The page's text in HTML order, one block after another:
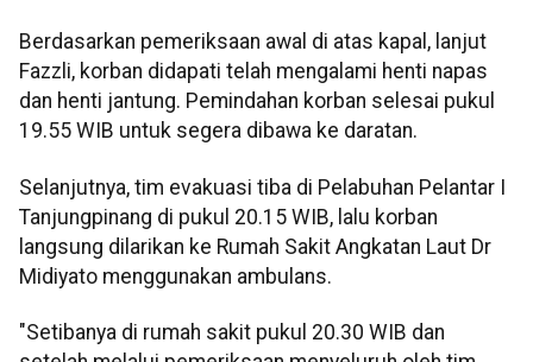
Berdasarkan pemeriksaan awal di atas kapal, lanjut
Fazzli, korban didapati telah mengalami henti napas
dan henti jantung. Pemindahan korban selesai pukul
19.55 WIB untuk segera dibawa ke daratan.
Selanjutnya, tim evakuasi tiba di Pelabuhan Pelantar I
Tanjungpinang di pukul 20.15 WIB, lalu korban
langsung dilarikan ke Rumah Sakit Angkatan Laut Dr
Midiyato menggunakan ambulans.
"Setibanya di rumah sakit pukul 20.30 WIB dan